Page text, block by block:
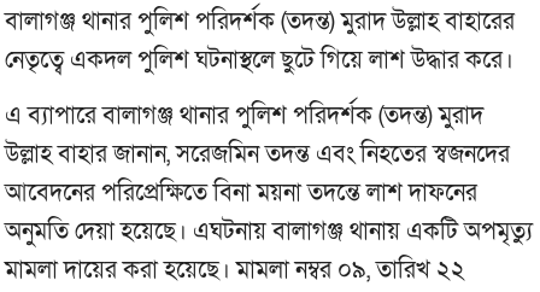
বালাগঞ্জ থানার পুলিশ পরিদর্শক (তদন্ত) মুরাদ উল্লাহ বাহারের
নেতৃত্বে একদল পুলিশ ঘটনাস্থলে ছুটে গিয়ে লাশ উদ্ধার করে।
এ ব্যাপারে বালাগঞ্জ থানার পুলিশ পরিদর্শক (তদন্ত) মুরাদ
উল্লাহ বাহার জানান, সরেজমিন তদন্ত এবং নিহতের স্বজনদের
আবেদনের পরিপ্রেক্ষিতে বিনা ময়না তদন্তে লাশ দাফনের
অনুমতি দেয়া হয়েছে। এঘটনায় বালাগঞ্জ থানায় একটি অপমৃত্যু
মামলা দায়ের করা হয়েছে। মামলা নম্বর ০৯, তারিখ ২২